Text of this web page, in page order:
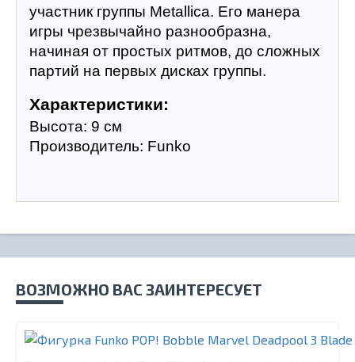
участник группы Metallica. Его манера
игры чрезвычайно разнообразна,
начиная от простых ритмов, до сложных
партий на первых дисках группы.
Характеристики:
Высота: 9 см
Производитель: Funko
ВОЗМОЖНО ВАС ЗАИНТЕРЕСУЕТ